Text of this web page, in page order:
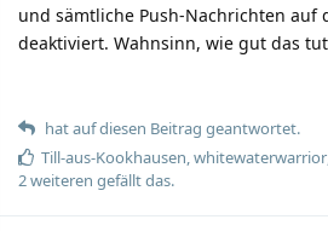
und sämtliche Push-Nachrichten auf
deaktiviert. Wahnsinn, wie gut das
hat auf diesen Beitrag geantwortet.
Till-aus-Kookhausen,whitewaterwarrior
2weiteren gefällt das.